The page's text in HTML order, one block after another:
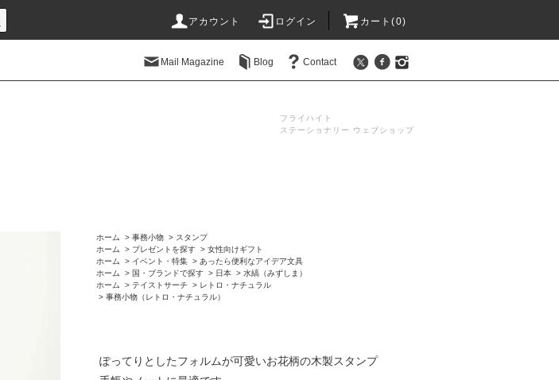
アカウント ログイン カート(0)
Mail Magazine Blog Contact
フライハイト
ステーショナリー ウェブショップ
ホーム > 事務小物 > スタンプ
ホーム
> プレゼントを探す > 女性向けギフト
ホーム
> イベント・特集 > あったら便利なアイデア文具
ホーム
> 国・ブランドで探す > 日本 > 水縞（みずしま）
ホーム
> テイストサーチ > レトロ・ナチュラル
> 事務小物（レトロ・ナチュラル）
ぽってりとしたフォルムが可愛いお花柄の木製スタンプ